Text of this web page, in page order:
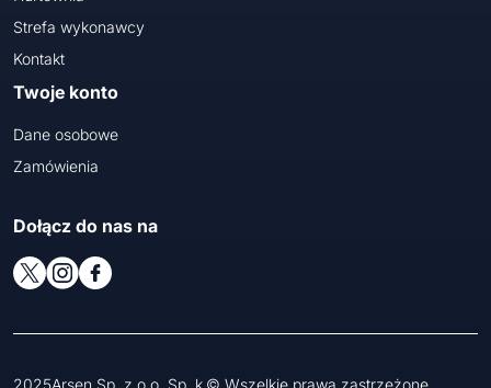
Strefa wykonawcy
Kontakt
Twoje konto
Dane osobowe
Zamówienia
Dołącz do nas na
2025Arsen Sp. z o.o. Sp. k.© Wszelkie prawa zastrzeżone